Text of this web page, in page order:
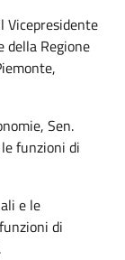
Vicepresidente
della Regione
Sen.
funzioni di
e le
di